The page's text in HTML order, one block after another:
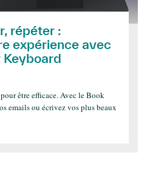
répéter :
expérience avec
Keyboard​
être efficace. Avec le Book
emails ou écrivez vos plus beaux